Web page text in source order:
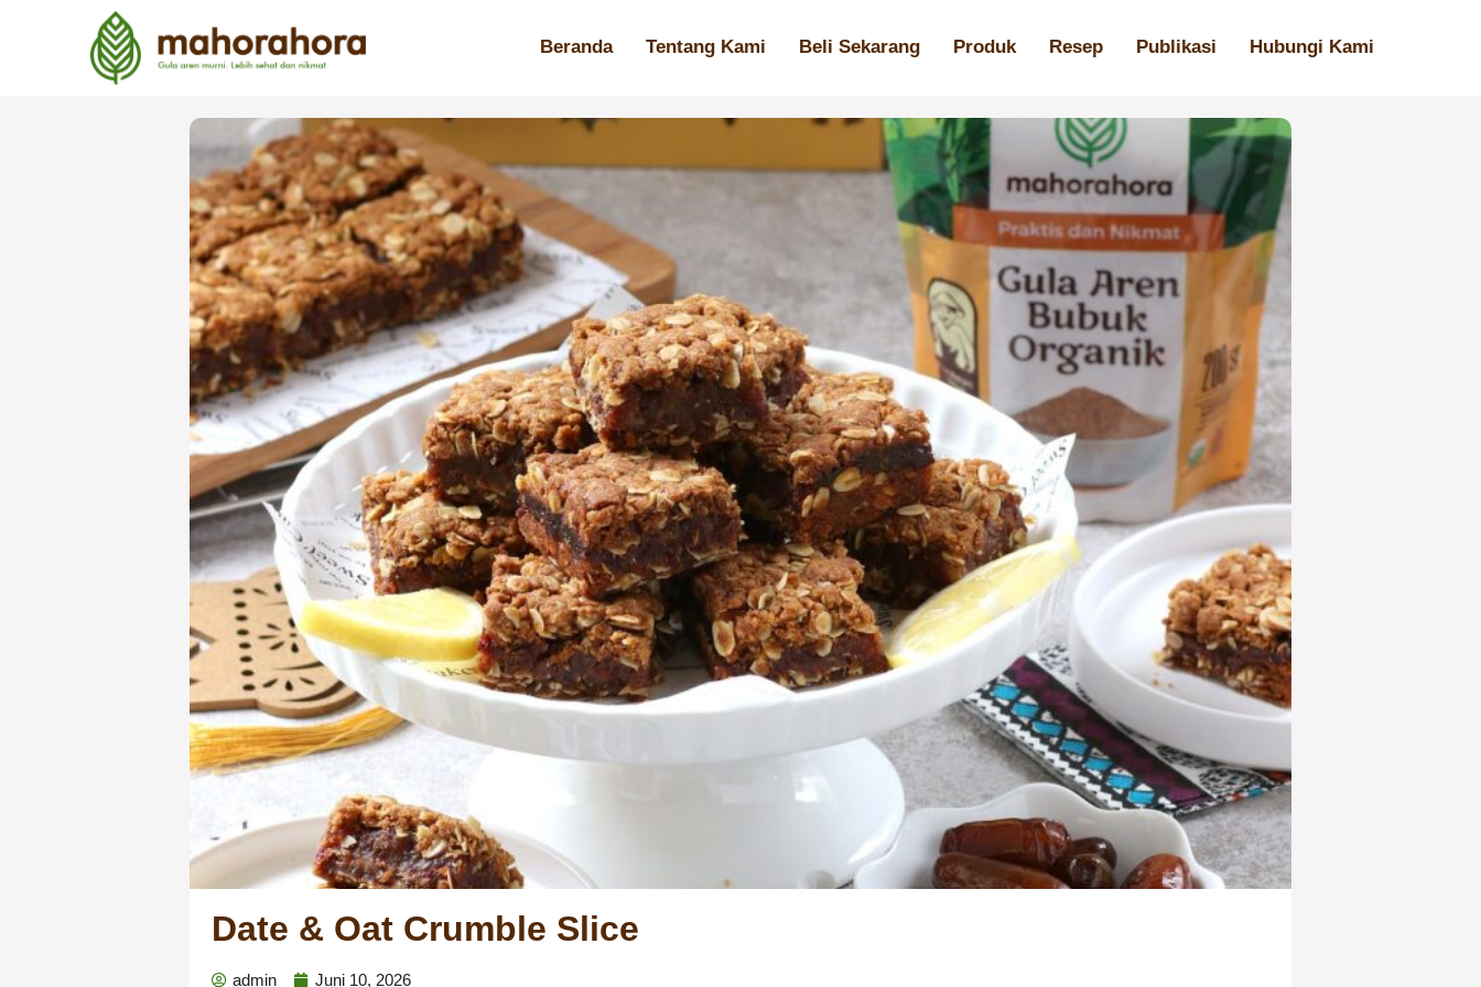
Beranda Tentang Kami Beli Sekarang Produk Resep Publikasi Hubungi Kami
Date & Oat Crumble Slice
admin Juni 10, 2026